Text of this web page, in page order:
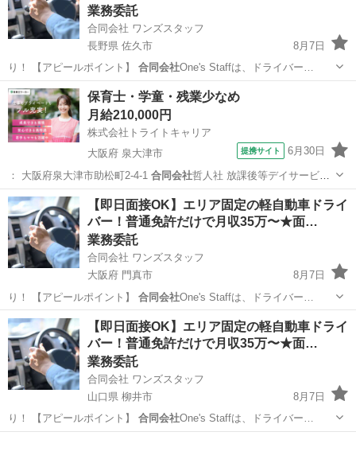
業務委託
合同会社 ワンズスタッフ
長野県 佐久市
8月7日
り！ 【アピールポイント】 合同会社One's Staffは、ドライバー…
長野 佐久市 ドライバー 置き配
保育士・学童・残業少なめ
月給210,000円
株式会社トライトキャリア
大阪府 泉大津市
提携サイト 6月30日
： 大阪府泉大津市助松町2-4-1 合同会社哲人社 放課後等デイサービス
清流の…
大阪 泉大津市 保育士
【即日面接OK】エリア固定の軽自動車ドライ
バー！普通免許だけで月収35万〜★面…
業務委託
合同会社 ワンズスタッフ
大阪府 門真市
8月7日
り！ 【アピールポイント】 合同会社One's Staffは、ドライバー…
大阪 門真市 ドライバー 置き配
【即日面接OK】エリア固定の軽自動車ドライ
バー！普通免許だけで月収35万〜★面…
業務委託
合同会社 ワンズスタッフ
山口県 柳井市
8月7日
り！ 【アピールポイント】 合同会社One's Staffは、ドライバー…